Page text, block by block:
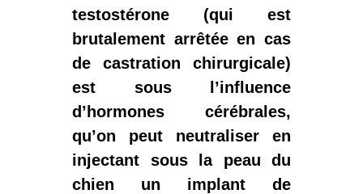
testostérone (qui est
brutalement arrêtée en cas
de castration chirurgicale)
est sous l’influence
d’hormones cérébrales,
qu’on peut neutraliser en
injectant sous la peau du
chien un implant de